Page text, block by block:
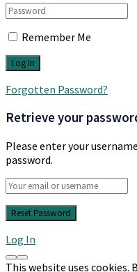
Remember Me
Forgotten Password?
Retrieve your
Please enter your
password.
Log In
This website uses